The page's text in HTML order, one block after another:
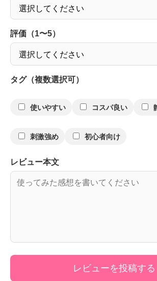
評価（1〜5）
タグ（複数選択可）
使いやすい コスパ良い
刺激強め 初心者向け
レビュー本文
レビューを投稿する